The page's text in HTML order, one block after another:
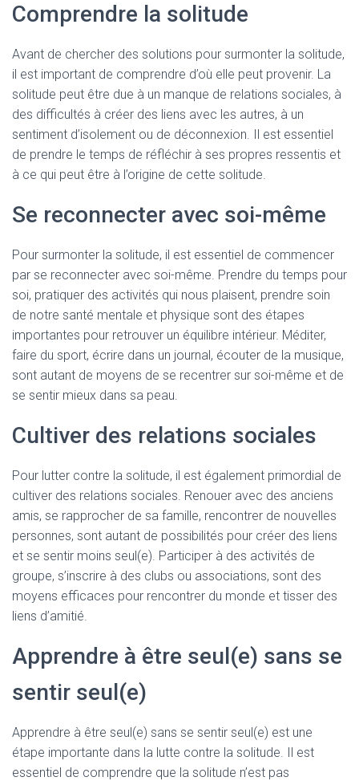
Comprendre la solitude
Avant de chercher des solutions pour surmonter la solitude,
il est important de comprendre d’où elle peut provenir. La
solitude peut être due à un manque de relations sociales, à
des difficultés à créer des liens avec les autres, à un
sentiment d’isolement ou de déconnexion. Il est essentiel
de prendre le temps de réfléchir à ses propres ressentis et
à ce qui peut être à l’origine de cette solitude.
Se reconnecter avec soi-même
Pour surmonter la solitude, il est essentiel de commencer
par se reconnecter avec soi-même. Prendre du temps pour
soi, pratiquer des activités qui nous plaisent, prendre soin
de notre santé mentale et physique sont des étapes
importantes pour retrouver un équilibre intérieur. Méditer,
faire du sport, écrire dans un journal, écouter de la musique,
sont autant de moyens de se recentrer sur soi-même et de
se sentir mieux dans sa peau.
Cultiver des relations sociales
Pour lutter contre la solitude, il est également primordial de
cultiver des relations sociales. Renouer avec des anciens
amis, se rapprocher de sa famille, rencontrer de nouvelles
personnes, sont autant de possibilités pour créer des liens
et se sentir moins seul(e). Participer à des activités de
groupe, s’inscrire à des clubs ou associations, sont des
moyens efficaces pour rencontrer du monde et tisser des
liens d’amitié.
Apprendre à être seul(e) sans se
sentir seul(e)
Apprendre à être seul(e) sans se sentir seul(e) est une
étape importante dans la lutte contre la solitude. Il est
essentiel de comprendre que la solitude n’est pas